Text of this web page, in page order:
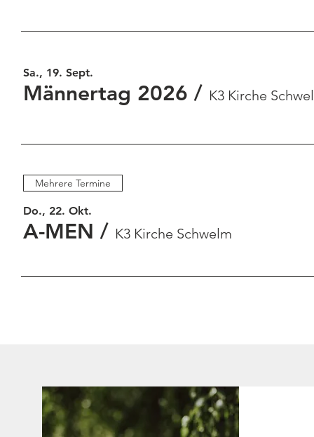
Sa., 19. Sept.
Männertag 2026 / K3 Kirche
Mehrere Termine
Do., 22. Okt.
A-MEN / K3 Kirche Schwelm